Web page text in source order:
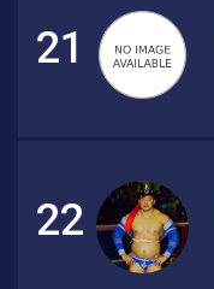
21
22